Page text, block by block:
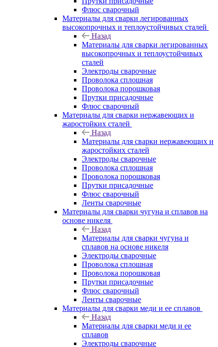
Флюс сварочный
Материалы для сварки легированных
высокопрочных и теплоустойчивых сталей
Назад
Материалы для сварки легированных
высокопрочных и теплоустойчивых
сталей
Электроды сварочные
Проволока сплошная
Проволока порошковая
Прутки присадочные
Флюс сварочный
Материалы для сварки нержавеющих и
жаростойких сталей
Назад
Материалы для сварки нержавеющих и
жаростойких сталей
Электроды сварочные
Проволока сплошная
Проволока порошковая
Прутки присадочные
Флюс сварочный
Ленты сварочные
Материалы для сварки чугуна и сплавов на
основе никеля
Назад
Материалы для сварки чугуна и
сплавов на основе никеля
Электроды сварочные
Проволока сплошная
Проволока порошковая
Прутки присадочные
Флюс сварочный
Ленты сварочные
Материалы для сварки меди и ее сплавов
Назад
Материалы для сварки меди и ее
сплавов
Электроды сварочные